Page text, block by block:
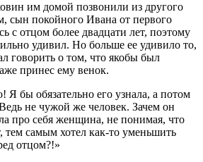
им домой позвонили из другого
сын покойного Ивана от первого
с отцом более двадцати лет, поэтому
удивил. Но больше ее удивило то,
говорить о том, что якобы был
принес ему венок.
Я бы обязательно его узнала, а потом
не чужой же человек. Зачем он
про себя женщина, не понимая, что
самым хотел как-то уменьшить
отцом?!»